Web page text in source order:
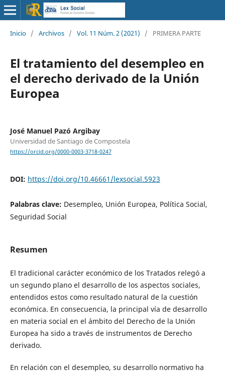
Inicio / Archivos / Vol. 11 Núm. 2 (2021) / PRIMERA PARTE
El tratamiento del desempleo en
el derecho derivado de la Unión
Europea
José Manuel Pazó Argibay
Universidad de Santiago de Compostela
https://orcid.org/0000-0003-3718-0247
DOI: https://doi.org/10.46661/lexsocial.5923
Palabras clave: Desempleo, Unión Europea, Política Social,
Seguridad Social
Resumen
El tradicional carácter económico de los Tratados relegó a
un segundo plano el desarrollo de los aspectos sociales,
entendidos estos como resultado natural de la cuestión
económica. En consecuencia, la principal vía de desarrollo
en materia social en el ámbito del Derecho de la Unión
Europea ha sido a través de instrumentos de Derecho
derivado.
En relación con el desempleo, su desarrollo normativo ha